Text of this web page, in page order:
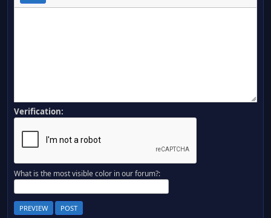
Verification:
What is the most visible color in our forum?: